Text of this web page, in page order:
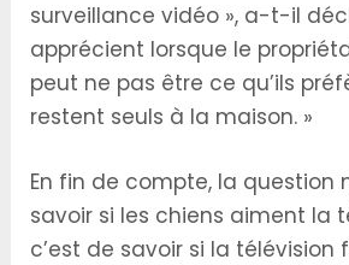
surveillance vidéo », a-t-il
apprécient lorsque le
peut ne pas être ce qu’ils
restent seuls à la maison. »
En fin de compte, la question
savoir si les chiens aiment la
c’est de savoir si la